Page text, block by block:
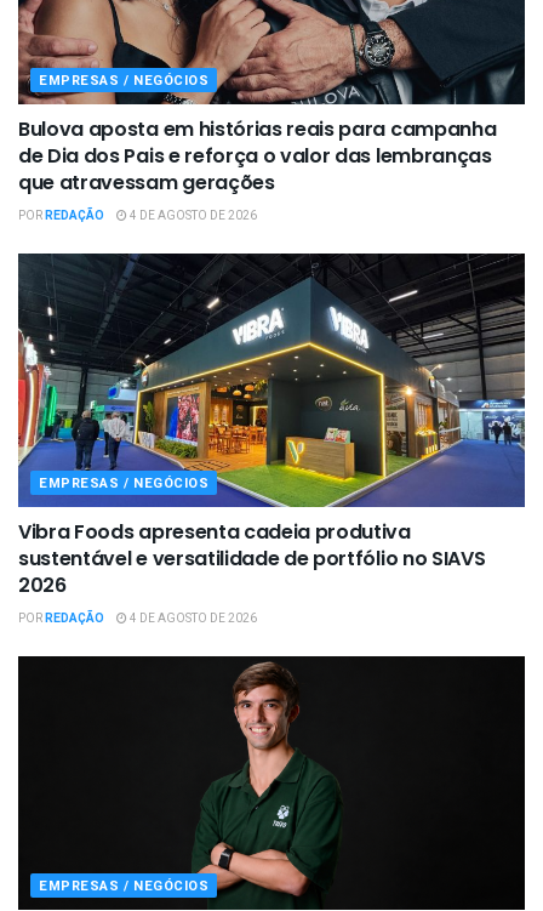
EMPRESAS / NEGÓCIOS
Bulova aposta em histórias reais para campanha
de Dia dos Pais e reforça o valor das lembranças
que atravessam gerações
PORREDAÇÃO 4 DE AGOSTO DE 2026
EMPRESAS / NEGÓCIOS
Vibra Foods apresenta cadeia produtiva
sustentável e versatilidade de portfólio no SIAVS
2026
PORREDAÇÃO 4 DE AGOSTO DE 2026
EMPRESAS / NEGÓCIOS